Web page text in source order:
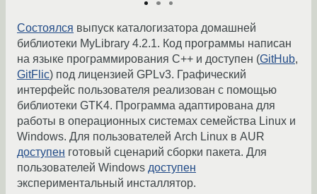
Состоялся выпуск каталогизатора домашней
библиотеки MyLibrary 4.2.1. Код программы написан
на языке программирования С++ и доступен (GitHub,
GitFlic) под лицензией GPLv3. Графический
интерфейс пользователя реализован с помощью
библиотеки GTK4. Программа адаптирована для
работы в операционных системах семейства Linux и
Windows. Для пользователей Arch Linux в AUR
доступен готовый сценарий сборки пакета. Для
пользователей Windows доступен
экспериментальный инсталлятор.